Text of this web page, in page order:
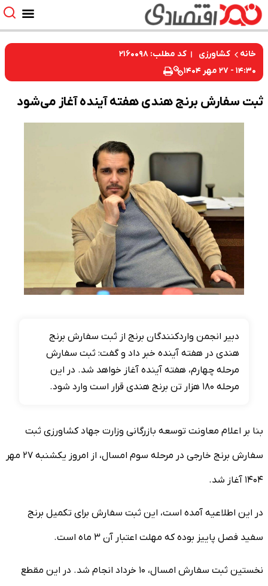
خانه کشاورزی
کد مطلب: ۲۱۶۰۰۹۸
۱۴:۳۰ - ۲۷ مهر ۱۴۰۴
ثبت سفارش برنج هندی هفته آینده آغاز می‌شود
دبیر انجمن واردکنندگان برنج از ثبت سفارش برنج
هندی در هفته آینده خبر داد و گفت: ثبت سفارش
مرحله چهارم، هفته آینده آغاز خواهد شد. در این
مرحله ۱۸۰ هزار تن برنج هندی قرار است وارد شود.
بنا بر اعلام معاونت توسعه بازرگانی وزارت جهاد کشاورزی ثبت
سفارش برنج خارجی در مرحله سوم امسال، از امروز یکشنبه ۲۷ مهر
۱۴۰۴ آغاز شد.
در این اطلاعیه آمده است، این ثبت سفارش برای تکمیل برنج
سفید فصل پاییز بوده که مهلت اعتبار آن ۳ ماه است.
نخستین ثبت سفارش امسال، ۱۰ خرداد انجام شد. در این مقطع